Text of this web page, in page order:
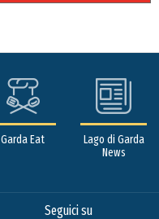
Garda Eat
Lago di Garda
News
Seguici su